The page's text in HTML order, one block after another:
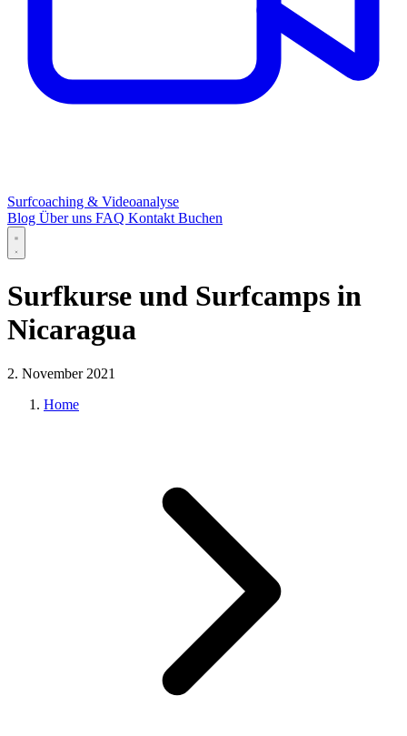
Surfcoaching & Videoanalyse
Blog Über uns FAQ KontaktBuchen
Surfkurse und Surfcamps in
Nicaragua
2. November 2021
Home